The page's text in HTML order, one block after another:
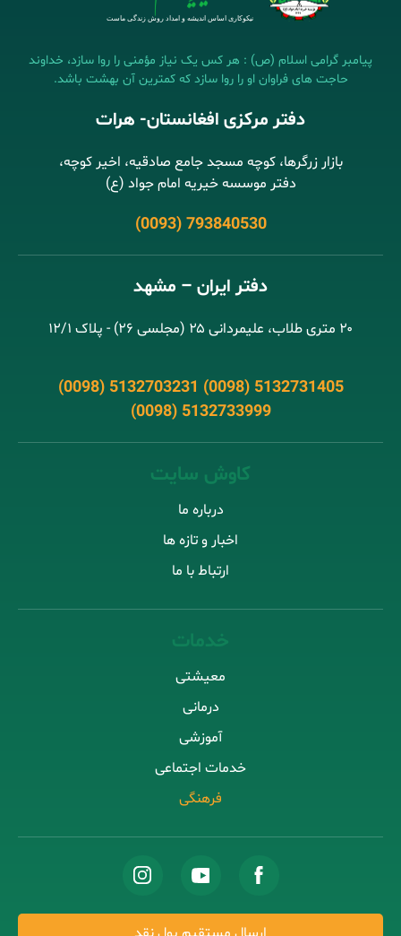
پیامبر گرامی اسلام (ص) : هر کس یک نیاز مؤمنی را روا سازد، خداوند
حاجت های فراوان او را روا سازد که کمترین آن بهشت باشد.
دفتر مرکزی افغانستان- هرات
بازار زرگرها، کوچه مسجد جامع صادقیه، اخیر کوچه،
دفتر موسسه خیریه امام جواد (ع)
(0093) 793840530
دفتر ایران – مشهد
۲۰ متری طلاب، علیمردانی ۲۵ (مجلسی ۲۶) - پلاک ۱۲/۱
(0098) 5132703231 (0098) 5132731405
(0098) 5132733999
کاوش سایت
درباره ما
اخبار و تازه ها
ارتباط با ما
خدمات
معیشتی
درمانی
آموزشی
خدمات اجتماعی
فرهنگی